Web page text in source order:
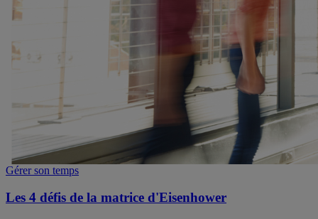
Gérer son temps
Les 4 défis de la matrice d'Eisenhower